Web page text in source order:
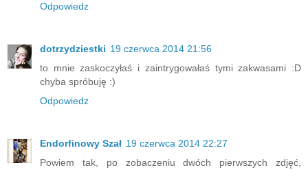
Odpowiedz
dotrzydziestki 19 czerwca 2014 21:56
to mnie zaskoczyłaś i zaintrygowałaś tymi zakwasami :D
chyba spróbuję :)
Odpowiedz
Endorfinowy Szał 19 czerwca 2014 22:27
Powiem tak, po zobaczeniu dwóch pierwszych zdjęć,